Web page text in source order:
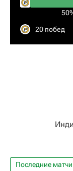
20 побед
Последние матчи